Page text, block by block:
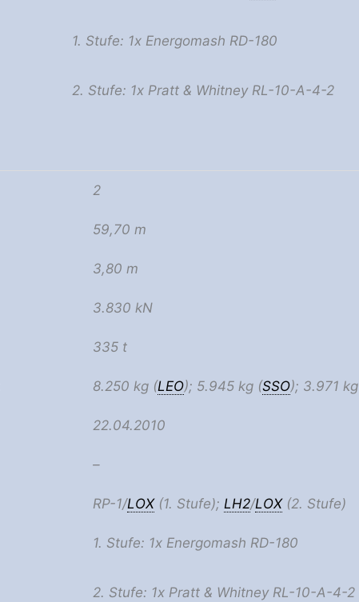
1. Stufe: 1x Energomash RD-180
2. Stufe: 1x Pratt & Whitney RL-10-A-4-2
2
59,70 m
3,80 m
3.830 kN
335 t
8.250 kg (LEO); 5.945 kg (SSO); 3.971
22.04.2010
–
RP-1/LOX(1. Stufe); LH2/LOX(2. Stufe)
1. Stufe: 1x Energomash RD-180
2. Stufe: 1x Pratt & Whitney RL-10-A-4-2